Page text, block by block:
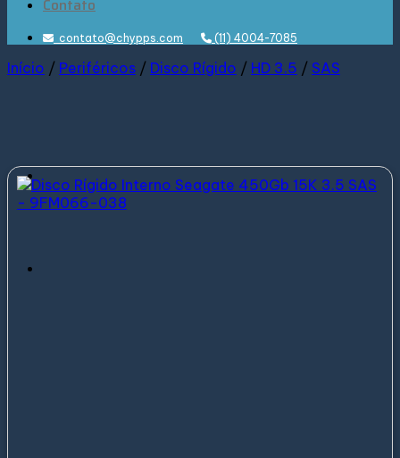
Contato
contato@chypps.com (11) 4004-7085
Início / Periféricos / Disco Rígido / HD 3.5 / SAS